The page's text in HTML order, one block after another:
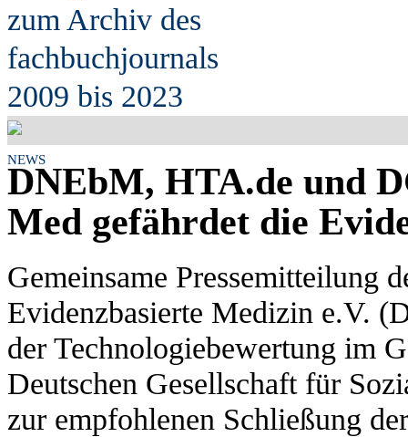
zum Archiv des
fachbuchjournals
2009 bis 2023
NEWS
DNEbM, HTA.de und
Med gefährdet die
Gemeinsame Pressemitteilung
Evidenzbasierte Medizin e.V.
der Technologiebewertung im
Deutschen Gesellschaft für
zur empfohlenen Schließung